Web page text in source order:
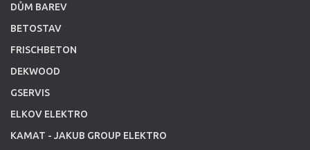
DŮM BAREV
BETOSTAV
FRISCHBETON
DEKWOOD
GSERVIS
ELKOV ELEKTRO
KAMAT - JAKUB GROUP ELEKTRO